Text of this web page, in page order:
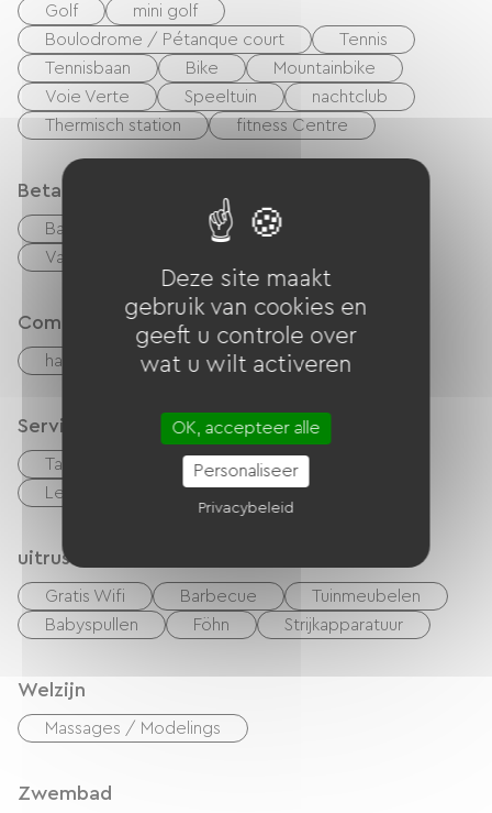
Golf
mini golf
Boulodrome / Pétanque court
Tennis
Tennisbaan
Bike
Mountainbike
Voie Verte
Speeltuin
nachtclub
Thermisch station
fitness Centre
Betaalmethoden
Bankkaart checks
Vakantiebonnen (ANCV)
Comfort
haard
Services
Table d'hôtes
Huisdieren toegelaten
Lening van fietsen
Vergaderzaal
uitrusting
Gratis Wifi Barbecue
Tuinmeubelen
Babyspullen
Föhn Strijkapparatuur
Welzijn
Massages / Modelings
Zwembad
Deze site maakt
gebruik van cookies en
geeft u controle over
wat u wilt activeren
OK, accepteer alle
Personaliseer
Privacybeleid